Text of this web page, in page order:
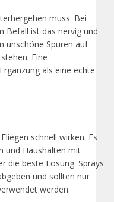
muss. Bei
Befall ist das nervig und
unschöne Spuren auf
Eine
als eine echte
schnell wirken. Es
und Haushalten mit
die beste Lösung. Sprays
und sollten nur
werden.